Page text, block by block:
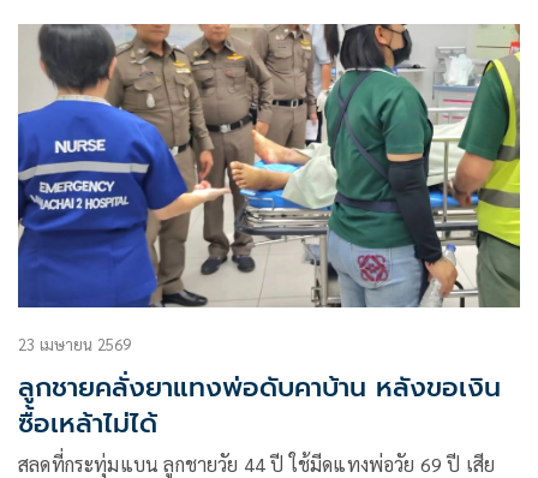
23 เมษายน 2569
ลูกชายคลั่งยาแทงพ่อดับคาบ้าน หลังขอเงิน
ซื้อเหล้าไม่ได้
สลดที่กระทุ่มแบน ลูกชายวัย 44 ปี ใช้มีดแทงพ่อวัย 69 ปี เสีย